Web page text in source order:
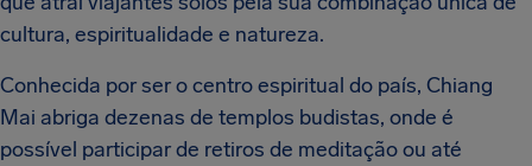
cultura, espiritualidade e natureza.
Conhecida por ser o centro espiritual do país, Chiang
Mai abriga dezenas de templos budistas, onde é
possível participar de retiros de meditação ou até